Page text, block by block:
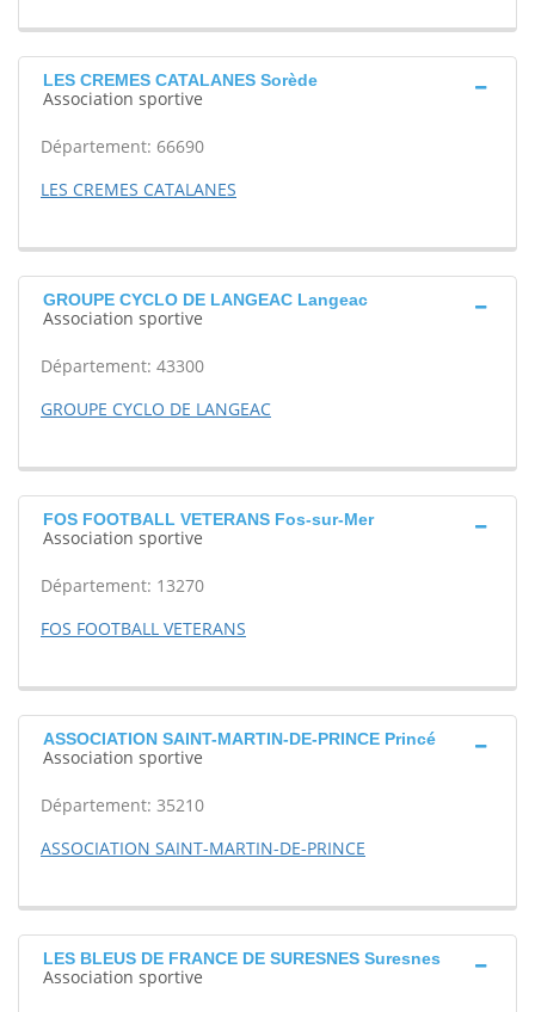
LES CREMES CATALANES Sorède
Association sportive
Département: 66690
LES CREMES CATALANES
GROUPE CYCLO DE LANGEAC Langeac
Association sportive
Département: 43300
GROUPE CYCLO DE LANGEAC
FOS FOOTBALL VETERANS Fos-sur-Mer
Association sportive
Département: 13270
FOS FOOTBALL VETERANS
ASSOCIATION SAINT-MARTIN-DE-PRINCE Princé
Association sportive
Département: 35210
ASSOCIATION SAINT-MARTIN-DE-PRINCE
LES BLEUS DE FRANCE DE SURESNES Suresnes
Association sportive